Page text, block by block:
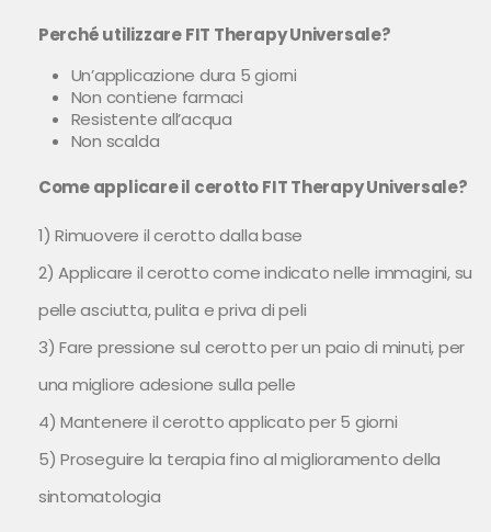
Perché utilizzare FIT Therapy Universale?
Un’applicazione dura 5 giorni
Non contiene farmaci
Resistente all’acqua
Non scalda
Come applicare il cerotto FIT Therapy Universale?
1) Rimuovere il cerotto dalla base
2) Applicare il cerotto come indicato nelle immagini, su
pelle asciutta, pulita e priva di peli
3) Fare pressione sul cerotto per un paio di minuti, per
una migliore adesione sulla pelle
4) Mantenere il cerotto applicato per 5 giorni
5) Proseguire la terapia fino al miglioramento della
sintomatologia